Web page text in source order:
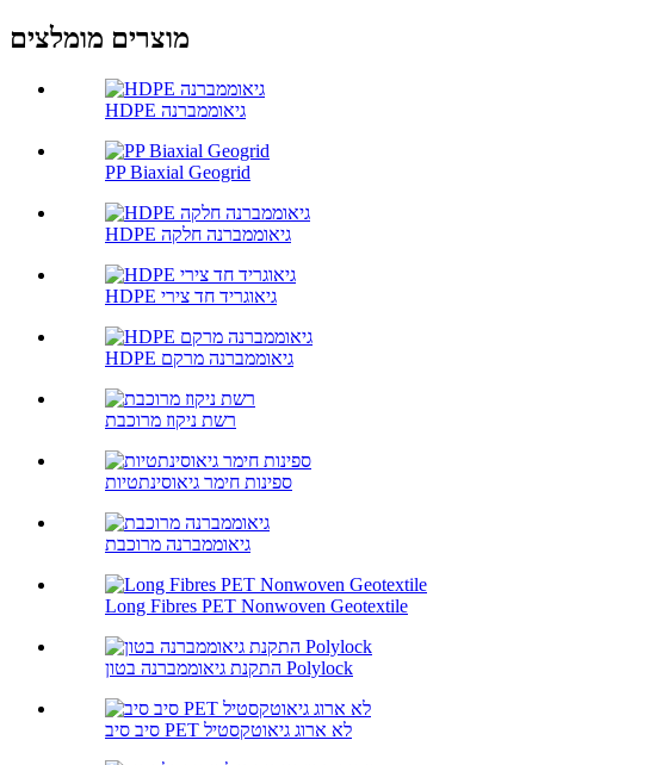
מוצרים מומלצים
HDPE גיאוממברנה
PP Biaxial Geogrid
HDPE גיאוממברנה חלקה
HDPE גיאוגריד חד צירי
HDPE גיאוממברנה מרקם
רשת ניקוז מרוכבת
ספינות חימר גיאוסינתטיות
גיאוממברנה מרוכבת
Long Fibres PET Nonwoven Geotextile
התקנת גיאוממברנה בטון Polylock
סיב סיב PET לא ארוג גיאוטקסטיל